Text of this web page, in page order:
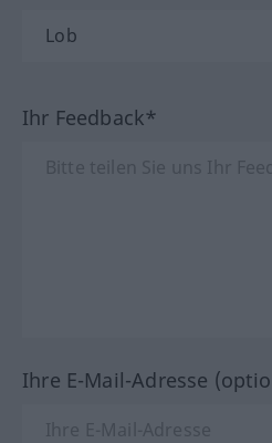
Ihr Feedback*
Ihre E-Mail-Adresse